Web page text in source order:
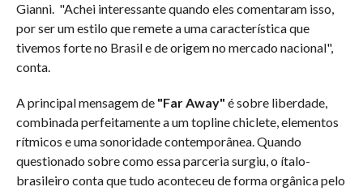
Gianni. "Achei interessante quando eles comentaram isso,
por ser um estilo que remete a uma característica que
tivemos forte no Brasil e de origem no mercado nacional",
conta.
A principal mensagem de "Far Away" é sobre liberdade,
combinada perfeitamente a um topline chiclete, elementos
rítmicos e uma sonoridade contemporânea. Quando
questionado sobre como essa parceria surgiu, o ítalo-
brasileiro conta que tudo aconteceu de forma orgânica pelo